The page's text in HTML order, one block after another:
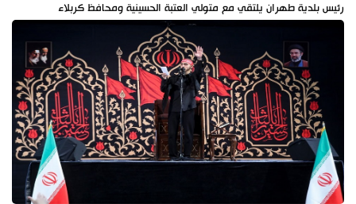
رئيس بلدية طهران يلتقي مع متولي العتبة الحسينية ومحافظ كربلاء